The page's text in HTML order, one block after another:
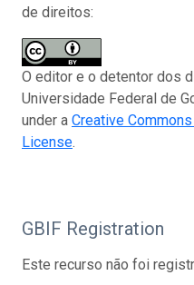
de direitos:
O editor e o detentor dos
Universidade Federal de
under a Creative
License.
GBIF Registration
Este recurso não foi